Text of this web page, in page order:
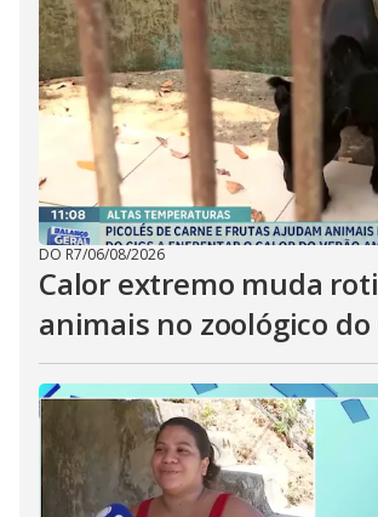
DO R7/06/08/2026
Calor extremo muda
animais no zoológico do